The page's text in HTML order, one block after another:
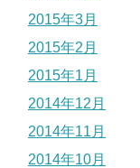
2015年3月
2015年2月
2015年1月
2014年12月
2014年11月
2014年10月